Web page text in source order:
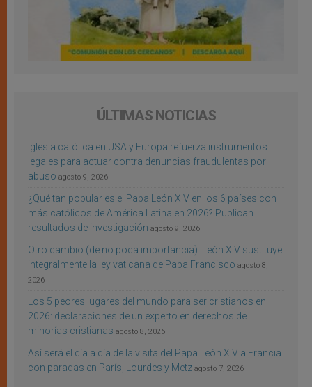
ÚLTIMAS NOTICIAS
Iglesia católica en USA y Europa refuerza instrumentos
legales para actuar contra denuncias fraudulentas por
abuso agosto 9, 2026
¿Qué tan popular es el Papa León XIV en los 6 países con
más católicos de América Latina en 2026? Publican
resultados de investigación agosto 9, 2026
Otro cambio (de no poca importancia): León XIV sustituye
integralmente la ley vaticana de Papa Francisco agosto 8,
2026
Los 5 peores lugares del mundo para ser cristianos en
2026: declaraciones de un experto en derechos de
minorías cristianas agosto 8, 2026
Así será el día a día de la visita del Papa León XIV a Francia
con paradas en París, Lourdes y Metz agosto 7, 2026